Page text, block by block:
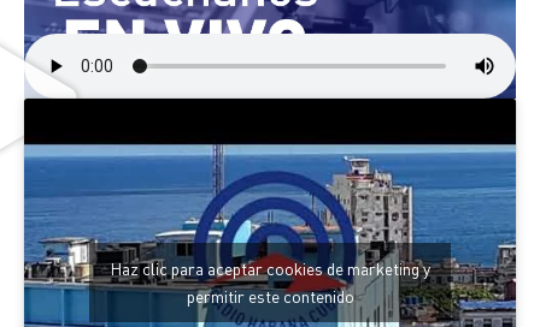
Haz clic para aceptar cookies de marketing y
permitir este contenido